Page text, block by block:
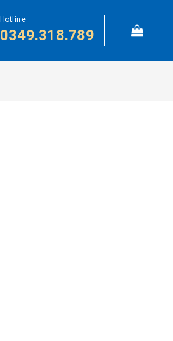
Hotline
0349.318.789